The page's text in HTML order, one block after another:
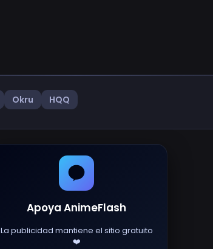
Okru HQQ
Apoya AnimeFlash
La publicidad mantiene el sitio gratuito
❤️